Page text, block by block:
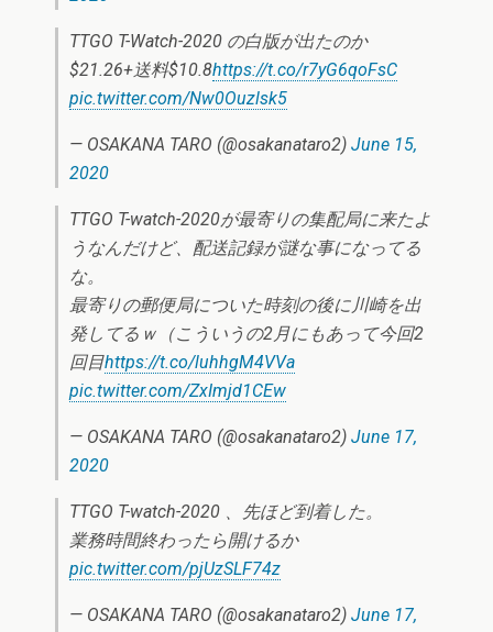
TTGO T-Watch-2020 の白版が出たのか
$21.26+送料$10.8https://t.co/r7yG6qoFsC
pic.twitter.com/Nw0Ouzlsk5
— OSAKANA TARO (@osakanataro2) June 15,
2020
TTGO T-watch-2020が最寄りの集配局に来たよ
うなんだけど、配送記録が謎な事になってる
な。
最寄りの郵便局についた時刻の後に川崎を出
発してるｗ（こういうの2月にもあって今回2
回目https://t.co/luhhgM4VVa
pic.twitter.com/ZxImjd1CEw
— OSAKANA TARO (@osakanataro2) June 17,
2020
TTGO T-watch-2020 、先ほど到着した。
業務時間終わったら開けるか
pic.twitter.com/pjUzSLF74z
— OSAKANA TARO (@osakanataro2) June 17,